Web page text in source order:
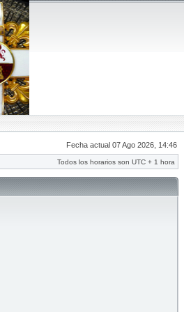
Fecha actual 07 Ago 2026, 14:46
Todos los horarios son UTC + 1 hora